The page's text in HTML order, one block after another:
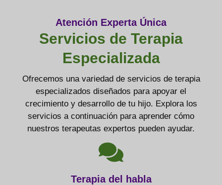
Atención Experta Única
Servicios de Terapia
Especializada
Ofrecemos una variedad de servicios de terapia
especializados diseñados para apoyar el
crecimiento y desarrollo de tu hijo. Explora los
servicios a continuación para aprender cómo
nuestros terapeutas expertos pueden ayudar.
Terapia del habla